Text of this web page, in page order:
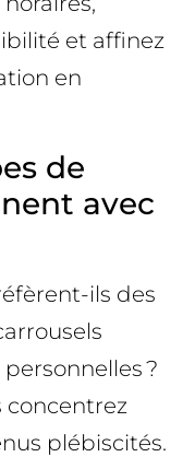
et affinez
en
de
avec
ils des
?
concentrez
plébiscités.